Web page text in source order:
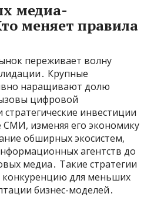
медиа-
меняет правила
переживает волну
Крупные
наращивают долю
цифровой
инвестиции
изменяя его экономику
обширных экосистем,
агентств до
медиа․ Такие стратегии
конкуренцию для меньших
бизнес-моделей․